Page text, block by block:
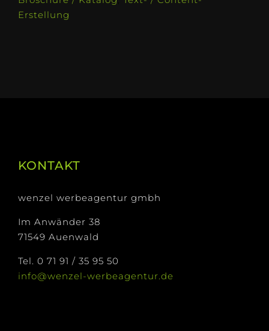
Erstellung
KONTAKT
wenzel werbeagentur gmbh
Im Anwänder 38
71549 Auenwald
Tel. 0 71 91 / 35 95 50
info@wenzel-werbeagentur.de